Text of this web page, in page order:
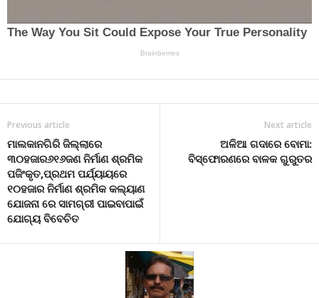
Previous article
ମାଲକାନଗିରି ଜିଲ୍ଲାରେ
୩୦ହଜାର୬୧୬ଜଣ ନିର୍ମାଣ ଶ୍ରମିକ
ପଜିଂକୃତ,ପ୍ରଥମ ପର୍ଯ୍ୟାୟରେ
୧୦ହଜାର ନିର୍ମାଣ ଶ୍ରମିକ କଲ୍ୟାଣ
ଯୋଜନା ରେ ସାମଗ୍ରୀ ପାଇବାପାଇଁ
ଯୋଗ୍ୟ ବିବେଚିତ
Next article
ଅଳିଆ ଗଦାରେ ବୋମା:
ବିସ୍ଫୋରଣରେ ବାଳକ ଗୁରୁତର